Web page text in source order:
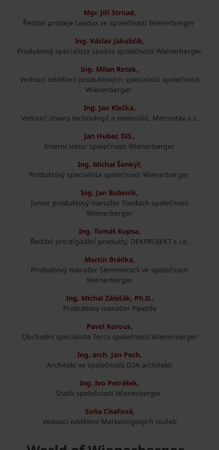
Mgr. Jiří Strnad,
Ředitel prodeje Leadax ve společnosti Wienerberger
Ing. Václav Jakubčík,
Produktový specialista Leadax společnosti Wienerberger
Ing. Milan Rotek,
Vedoucí oddělení produktových specialistů společnosti
Wienerberger
Ing. Jan Klečka,
Vedoucí útvaru technologií a materiálů, Metrostav a.s.
Jan Huber, DiS.,
Interní lektor společnosti Wienerberger
Ing. Michal Šenkýř,
Produktový specialista společnosti Wienerberger
Ing. Jan Bubeník,
Junior produktový manažer Tondach společnosti
Wienerberger
Ing. Tomáš Kupsa,
Ředitel pro digitální produkty, DEKPROJEKT s.r.o.
Martin Brádka,
Produktový manažer Semmelrock ve společnosti
Wienerberger
Ing. Michal Zálešák, Ph.D.,
Produktový manažer Pipelife
Pavel Korous,
Obchodní specialista Terca společnosti Wienerberger
Ing. arch. Jan Pech,
Architekt ve společnosti D3A architekti
Ing. Ivo Petrášek,
Statik společnosti Wienerberger
Soňa Císařová,
Vedoucí oddělení Marketingových služeb